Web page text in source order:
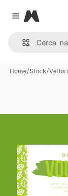
Close menu
Magnific
Home/Stock/Vettori